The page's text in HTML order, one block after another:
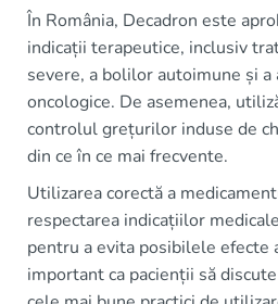
În România, Decadron este
indicații terapeutice, inclusiv
severe, a bolilor autoimune și
oncologice. De asemenea,
controlul grețurilor induse de
din ce în ce mai frecvente.
Utilizarea corectă a
respectarea indicațiilor
pentru a evita posibilele efecte
important ca pacienții să